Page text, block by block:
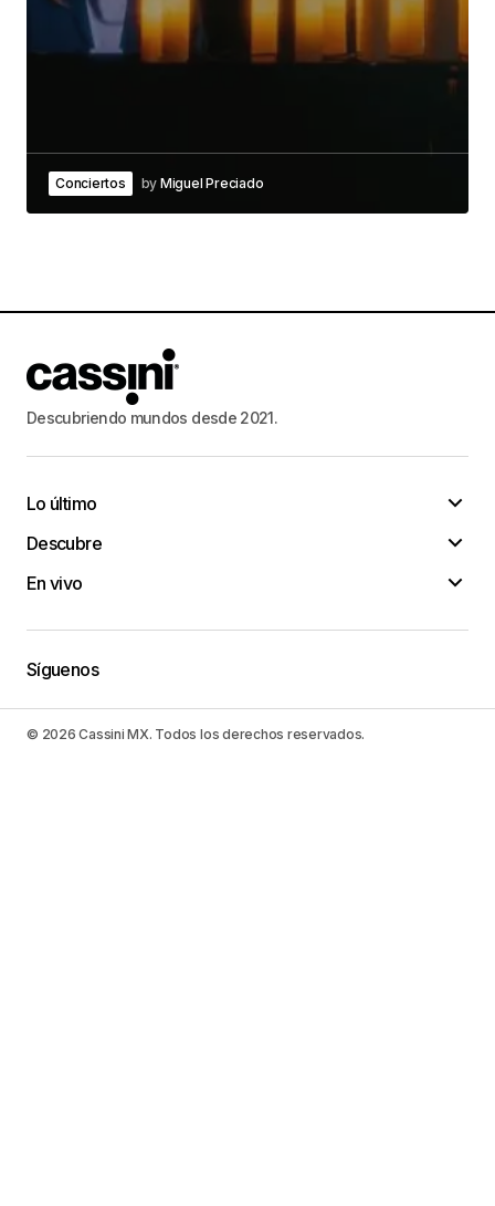
Conciertos by Miguel Preciado
Descubriendo mundos desde 2021.
Lo último
Descubre
En vivo
Síguenos
© 2026 Cassini MX. Todos los derechos reservados.